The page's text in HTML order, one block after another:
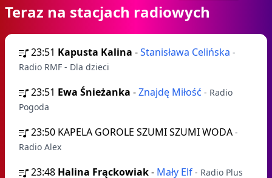
Teraz na stacjach radiowych
23:51 Kapusta Kalina -Stanisława Celińska -
Radio RMF - Dla dzieci
23:51 Ewa Śnieżanka -Znajdę Miłość - Radio
Pogoda
23:50 KAPELA GOROLE SZUMI SZUMI WODA -
Radio Alex
23:48 Halina Frąckowiak- Mały Elf - Radio Plus